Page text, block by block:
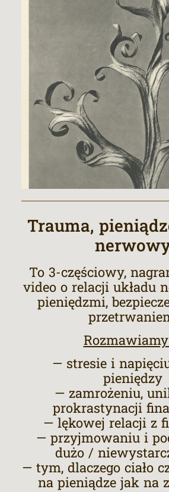
Trauma,
To 3-częściowy,
video o relacji układu
pieniędzmi,
— stresie i
pieniędzy
— zamrożeniu,
prokrastynacji
— lękowej relacji z
— przyjmowaniu i
dużo /
— tym, dlaczego ciało
na pieniądze jak na